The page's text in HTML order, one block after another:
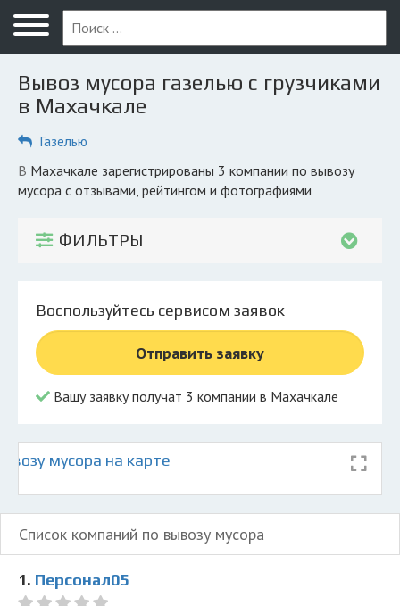
Меню
Главная
Вопрос юристу
Компании
Экоблог
© 2026 Все права защищены
Вывоз мусора газелью с грузчиками
в Махачкале
Газелью
в Махачкале зарегистрированы 3 компании по вывозу
мусора с отзывами, рейтингом и фотографиями
ФИЛЬТРЫ
Воспользуйтесь сервисом заявок
Отправить заявку
Вашу заявку получат 3 компании в Махачкале
мусора на карте
Список компаний по вывозу мусора
1. Персонал05